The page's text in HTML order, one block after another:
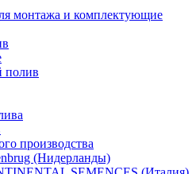
монтажа и комплектующие
полив
производства
(Нидерланды)